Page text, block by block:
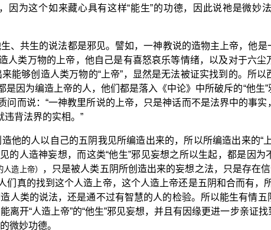
因为这个如来藏心具有这样“能生”的功德，因此说祂是微妙
、共生的说法都是邪见。譬如，一神教说的造物主上帝，他
人类万物的上帝，他自己是有喜怒哀乐等情绪，以及对于六
能够创造人类万物的“上帝”，显然是无法被证实找到的。所以
因为编造上帝的人，他们都是落入《中论》中所破斥的“他生
问而说：“一神教里所说的上帝，只是神话而不是法界中的事
违背法界的实相。”
他的人以自己的五阴我见所编造出来的，所以所编造出来的“
的人造神妄想，而这类“他生”邪见妄想之所以生起，都是因
人造上帝）
，只是被人类五阴所创造出来的妄想之法，只是存在
们真的找到这个人造上帝，这个人造上帝还是五阴和合而有，
造人类的说法，还是通不过有智慧的人的检验。所以能生有
离开“人造上帝”的“他生”邪见妄想，并且有因缘更进一步亲证
微妙功德。